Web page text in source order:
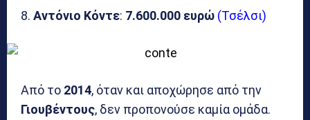
8. Αντόνιο Κόντε: 7.600.000 ευρώ (Τσέλσι)
Από το 2014, όταν και αποχώρησε από την
Γιουβέντους, δεν προπονούσε καμία ομάδα.